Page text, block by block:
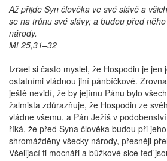
Až přijde Syn člověka ve své slávě a
se na trůnu své slávy; a budou před
národy.
Mt 25,31–32
Izrael si často myslel, že Hospodin je jen
ostatními vládnou jiní pánbíčkové.
ještě nevidí, že by jejímu Pánu bylo
žalmista zdůrazňuje, že Hospodin ze
vládne všemu, a Pán Ježíš v
říká, že před Syna člověka budou při
shromážděny všecky národy, přesněji
Všelijací ti mocnáři a bůžkové sice teď